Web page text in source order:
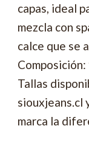
capas, ideal
mezcla con
calce que se
Tallas
siouxjeans.cl
marca la